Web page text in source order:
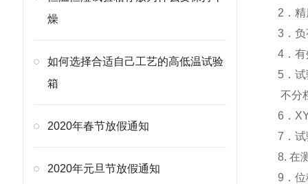
燥
如何选择合适自己工艺的高低温试验
箱
2020年春节放假通知
2020年元旦节放假通知
2．
3．
4．
5．
不分
6．
7．
8. 在
9．